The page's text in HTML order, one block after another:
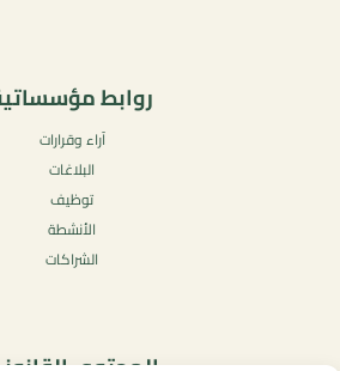
روابط
آراء وقرارات
البلاغات
توظيف
الأنشطة
الشراكات